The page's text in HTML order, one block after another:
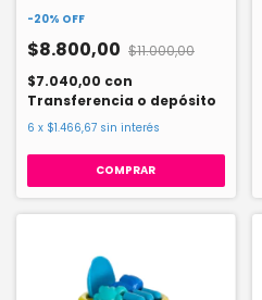
-20% OFF
$8.800,00 $11.000,00
$7.040,00 con
Transferencia o depósito
6 x $1.466,67 sin interés
COMPRAR